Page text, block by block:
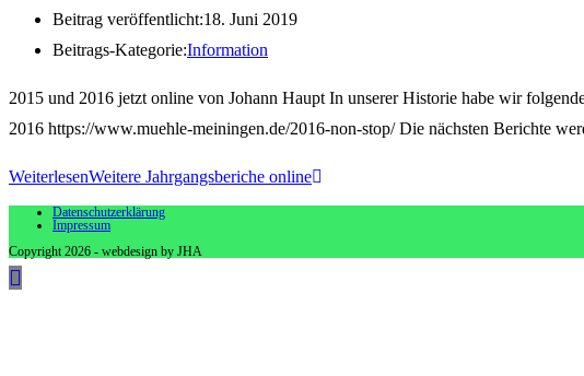
Beitrag veröffentlicht:18. Juni 2019
Beitrags-Kategorie:Information
2015 und 2016 jetzt online von Johann Haupt In unserer Historie habe wir
2016 https://www.muehle-meiningen.de/2016-non-stop/ Die nächsten Berichte
WeiterlesenWeitere Jahrgangsberiche online
Datenschutzerklärung
Impressum
Copyright 2026 - webdesign by JHA